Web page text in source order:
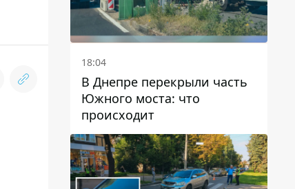
18:04
В Днепре перекрыли часть
Южного моста: что
происходит